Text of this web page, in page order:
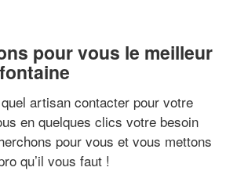
pour vous le meilleur
artisan contacter pour votre
en quelques clics votre besoin
pour vous et vous mettons
qu’il vous faut !